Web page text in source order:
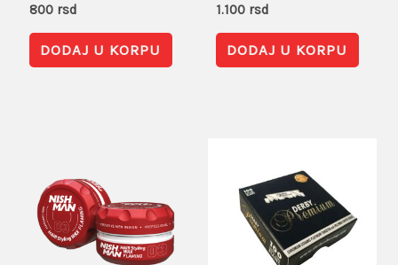
800 rsd
DODAJ U KORPU
1.100 rsd
DODAJ U KORPU